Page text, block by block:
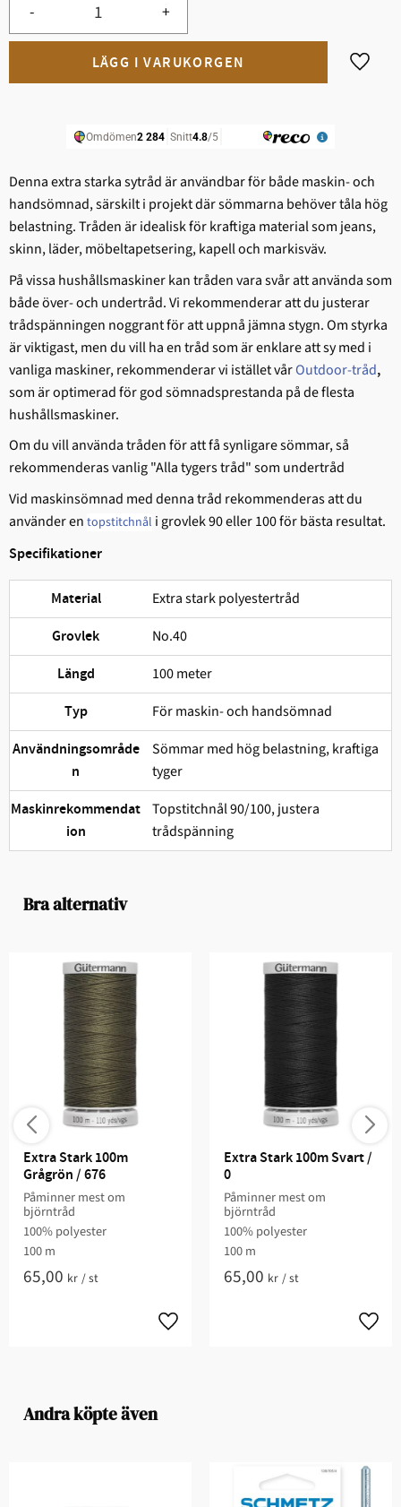
+
-
Lägg
Denna extra starka sytråd är användbar för både maskin- och
handsömnad, särskilt i projekt där sömmarna behöver tåla hög
belastning. Tråden är idealisk för kraftiga material som jeans,
skinn, läder, möbeltapetsering, kapell och markisväv.
På vissa hushållsmaskiner kan tråden vara svår att använda som
både över- och undertråd. Vi rekommenderar att du justerar
trådspänningen noggrant för att uppnå jämna stygn. Om styrka
är viktigast, men du vill ha en tråd som är enklare att sy med i
vanliga maskiner, rekommenderar vi istället vårOutdoor-tråd,
som är optimerad för god sömnadsprestanda på de flesta
hushållsmaskiner.
Om du vill använda tråden för att få synligare sömmar, så
rekommenderas vanlig "Alla tygers tråd" som undertråd
Vid maskinsömnad med denna tråd rekommenderas att du
använder en topstitchnål i grovlek 90 eller 100 för bästa resultat.
Specifikationer
Material Extra stark polyestertråd
Grovlek No.40
Längd 100 meter
Typ För maskin- och handsömnad
Användningsområde
n
Sömmar med hög belastning, kraftiga
tyger
Maskinrekommendat
ion
Topstitchnål 90/100, justera
trådspänning
Bra alternativ
Extra Stark 100m
Grågrön / 676
Påminner mest om
björntråd
100% polyester
100 m
65,00 kr /st
Extra Stark 100m Svart /
0
Påminner mest om
björntråd
100% polyester
100 m
65,00 kr /st
Andra köpte även